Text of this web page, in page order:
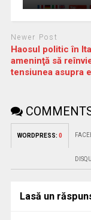
Newer Post
Haosul politic în
ameninţă să
tensiunea asupra
WORDPRESS: 0
Lasă un